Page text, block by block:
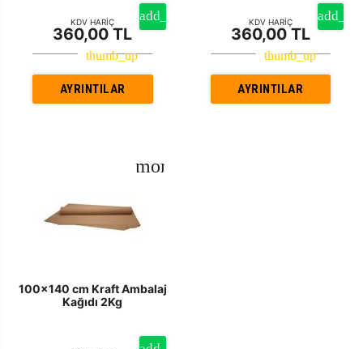
KDV HARİÇ
360,00 TL
AYRINTILAR
KDV HARİÇ
360,00 TL
AYRINTILAR
100x140 cm Kraft Ambalaj
Kağıdı 2Kg